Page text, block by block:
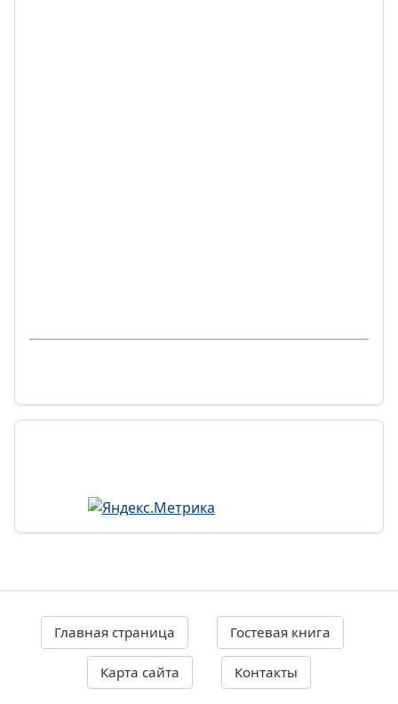
Главная страница Гостевая книга
Карта сайта Контакты